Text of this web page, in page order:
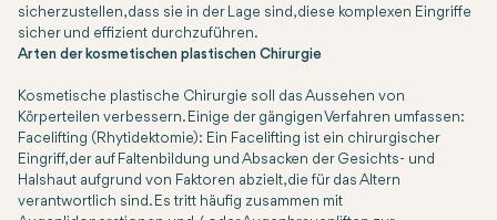
sicherzustellen, dass sie in der Lage sind, diese komplexen Eingriffe
sicher und effizient durchzuführen.
Arten der kosmetischen plastischen Chirurgie
Kosmetische plastische Chirurgie soll das Aussehen von
Körperteilen verbessern. Einige der gängigen Verfahren umfassen:
Facelifting (Rhytidektomie): Ein Facelifting ist ein chirurgischer
Eingriff, der auf Faltenbildung und Absacken der Gesichts- und
Halshaut aufgrund von Faktoren abzielt, die für das Altern
verantwortlich sind. Es tritt häufig zusammen mit